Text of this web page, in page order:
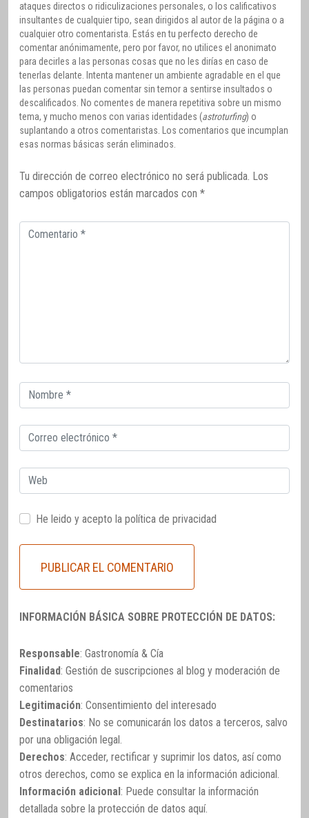
ataques directos o ridiculizaciones personales, o los calificativos
insultantes de cualquier tipo, sean dirigidos al autor de la página o a
cualquier otro comentarista. Estás en tu perfecto derecho de
comentar anónimamente, pero por favor, no utilices el anonimato
para decirles a las personas cosas que no les dirías en caso de
tenerlas delante. Intenta mantener un ambiente agradable en el que
las personas puedan comentar sin temor a sentirse insultados o
descalificados. No comentes de manera repetitiva sobre un mismo
tema, y mucho menos con varias identidades (astroturfing) o
suplantando a otros comentaristas. Los comentarios que incumplan
esas normas básicas serán eliminados.
Tu dirección de correo electrónico no será publicada. Los
campos obligatorios están marcados con *
Comentario
Correo
electrónico
Correo
electrónico
Web
He leido y acepto la política de privacidad
INFORMACIÓN BÁSICA SOBRE PROTECCIÓN DE DATOS:
Responsable: Gastronomía & Cía
Finalidad: Gestión de suscripciones al blog y moderación de
comentarios
Legitimación: Consentimiento del interesado
Destinatarios: No se comunicarán los datos a terceros, salvo
por una obligación legal.
Derechos: Acceder, rectificar y suprimir los datos, así como
otros derechos, como se explica en la información adicional.
Información adicional: Puede consultar la información
detallada sobre la protección de datos aquí.